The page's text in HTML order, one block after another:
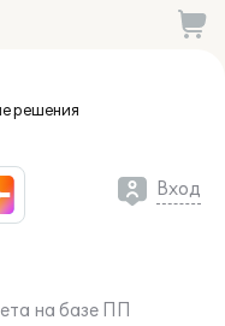
решения
Вход
на базе ПП